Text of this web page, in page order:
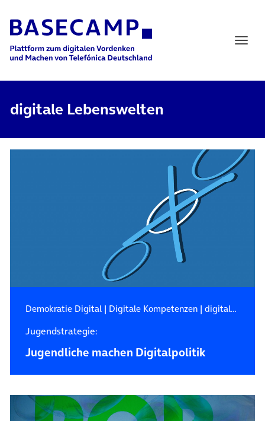
Main Navigation
digitale Lebenswelten
Demokratie Digital| Digitale Kompetenzen| digitale Lebenswelten
Jugendstrategie:
Jugendliche machen Digitalpolitik